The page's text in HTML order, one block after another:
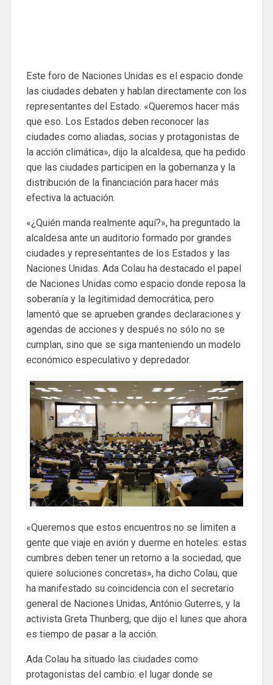
Este foro de Naciones Unidas es el espacio donde
las ciudades debaten y hablan directamente con los
representantes del Estado. «Queremos hacer más
que eso. Los Estados deben reconocer las
ciudades como aliadas, socias y protagonistas de
la acción climática», dijo la alcaldesa, que ha pedido
que las ciudades participen en la gobernanza y la
distribución de la financiación para hacer más
efectiva la actuación.
«¿Quién manda realmente aquí?», ha preguntado la
alcaldesa ante un auditorio formado por grandes
ciudades y representantes de los Estados y las
Naciones Unidas. Ada Colau ha destacado el papel
de Naciones Unidas como espacio donde reposa la
soberanía y la legitimidad democrática, pero
lamentó que se aprueben grandes declaraciones y
agendas de acciones y después no sólo no se
cumplan, sino que se siga manteniendo un modelo
económico especulativo y depredador.
«Queremos que estos encuentros no se limiten a
gente que viaje en avión y duerme en hoteles: estas
cumbres deben tener un retorno a la sociedad, que
quiere soluciones concretas», ha dicho Colau, que
ha manifestado su coincidencia con el secretario
general de Naciones Unidas, António Guterres, y la
activista Greta Thunberg, que dijo el lunes que ahora
es tiempo de pasar a la acción.
Ada Colau ha situado las ciudades como
protagonistas del cambio: el lugar donde se